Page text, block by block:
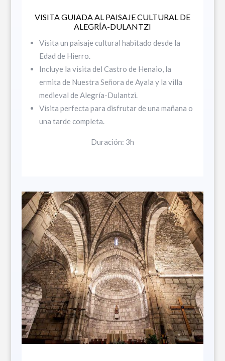
VISITA GUIADA AL PAISAJE CULTURAL DE
ALEGRÍA-DULANTZI
Visita un paisaje cultural habitado desde la
Edad de Hierro.
Incluye la visita del Castro de Henaio, la
ermita de Nuestra Señora de Ayala y la villa
medieval de Alegría-Dulantzi.
Visita perfecta para disfrutar de una mañana o
una tarde completa.
Duración: 3h